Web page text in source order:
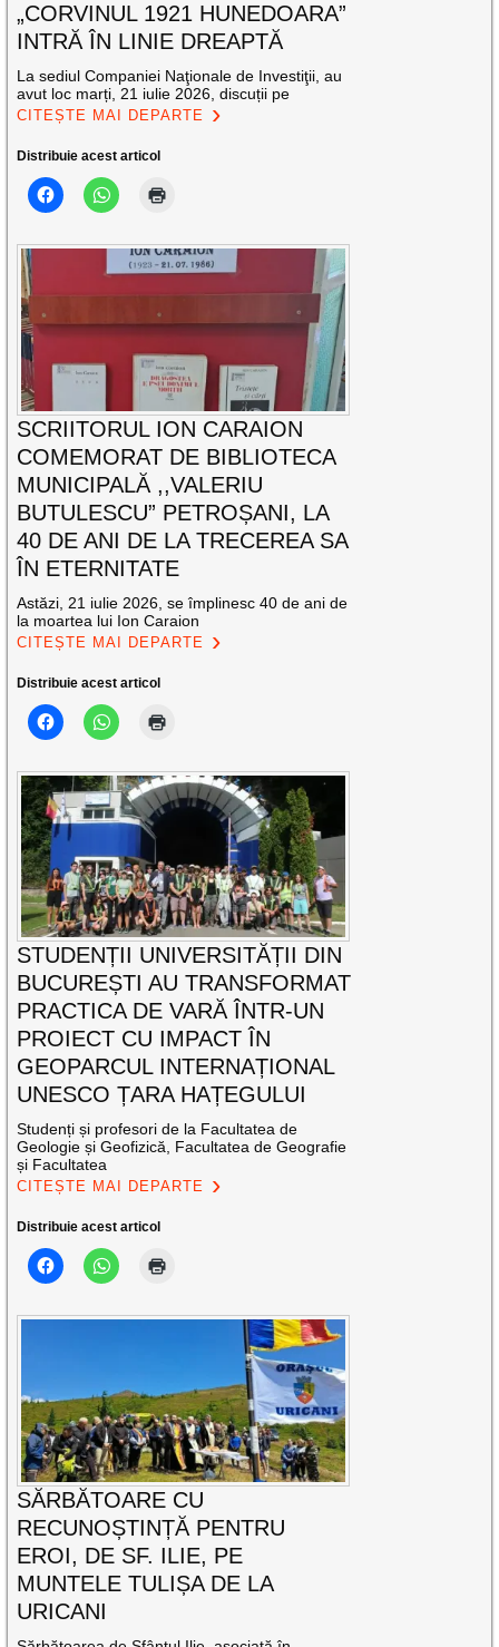
„CORVINUL 1921 HUNEDOARA”
INTRĂ ÎN LINIE DREAPTĂ
La sediul Companiei Naţionale de Investiţii, au
avut loc marți, 21 iulie 2026, discuții pe
CITEȘTE MAI DEPARTE
Distribuie acest articol
SCRIITORUL ION CARAION
COMEMORAT DE BIBLIOTECA
MUNICIPALĂ ,,VALERIU
BUTULESCU” PETROȘANI, LA
40 DE ANI DE LA TRECEREA SA
ÎN ETERNITATE
Astăzi, 21 iulie 2026, se împlinesc 40 de ani de
la moartea lui Ion Caraion
CITEȘTE MAI DEPARTE
Distribuie acest articol
STUDENȚII UNIVERSITĂȚII DIN
BUCUREȘTI AU TRANSFORMAT
PRACTICA DE VARĂ ÎNTR-UN
PROIECT CU IMPACT ÎN
GEOPARCUL INTERNAȚIONAL
UNESCO ȚARA HAȚEGULUI
Studenți și profesori de la Facultatea de
Geologie și Geofizică, Facultatea de Geografie
și Facultatea
CITEȘTE MAI DEPARTE
Distribuie acest articol
SĂRBĂTOARE CU
RECUNOȘTINȚĂ PENTRU
EROI, DE SF. ILIE, PE
MUNTELE TULIȘA DE LA
URICANI